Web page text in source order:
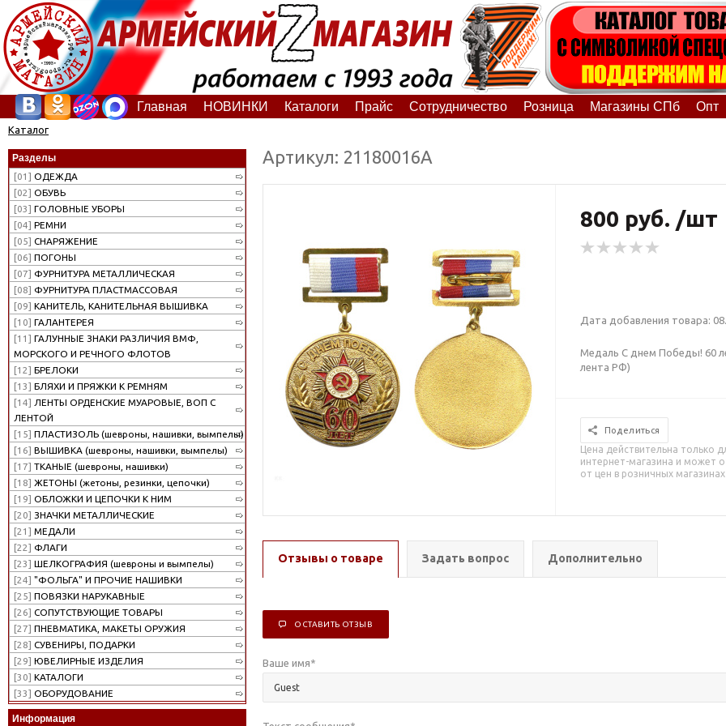
Главная НОВИНКИ Каталоги Прайс Сотрудничество Розница Магазины СПб Опт
Каталог
Разделы
[01] ОДЕЖДА
[02] ОБУВЬ
[03] ГОЛОВНЫЕ УБОРЫ
[04] РЕМНИ
[05] СНАРЯЖЕНИЕ
[06] ПОГОНЫ
[07] ФУРНИТУРА МЕТАЛЛИЧЕСКАЯ
[08] ФУРНИТУРА ПЛАСТМАССОВАЯ
[09] КАНИТЕЛЬ, КАНИТЕЛЬНАЯ ВЫШИВКА
[10] ГАЛАНТЕРЕЯ
[11] ГАЛУННЫЕ ЗНАКИ РАЗЛИЧИЯ ВМФ,
МОРСКОГО И РЕЧНОГО ФЛОТОВ
[12] БРЕЛОКИ
[13] БЛЯХИ И ПРЯЖКИ К РЕМНЯМ
[14] ЛЕНТЫ ОРДЕНСКИЕ МУАРОВЫЕ, ВОП С
ЛЕНТОЙ
[15] ПЛАСТИЗОЛЬ (шевроны, нашивки, вымпелы)
[16] ВЫШИВКА (шевроны, нашивки, вымпелы)
[17] ТКАНЫЕ (шевроны, нашивки)
[18] ЖЕТОНЫ (жетоны, резинки, цепочки)
[19] ОБЛОЖКИ И ЦЕПОЧКИ К НИМ
[20] ЗНАЧКИ МЕТАЛЛИЧЕСКИЕ
[21] МЕДАЛИ
[22] ФЛАГИ
[23] ШЕЛКОГРАФИЯ (шевроны и вымпелы)
[24] "ФОЛЬГА" И ПРОЧИЕ НАШИВКИ
[25] ПОВЯЗКИ НАРУКАВНЫЕ
[26] СОПУТСТВУЮЩИЕ ТОВАРЫ
[27] ПНЕВМАТИКА, МАКЕТЫ ОРУЖИЯ
[28] СУВЕНИРЫ, ПОДАРКИ
[29] ЮВЕЛИРНЫЕ ИЗДЕЛИЯ
[30] КАТАЛОГИ
[33] ОБОРУДОВАНИЕ
Информация
Артикул: 21180016А
800 руб. /шт
Дата добавления товара:
Медаль С днем Победы! 60
лента РФ)
Поделиться
Цена действительна только
интернет-магазина и может
от цен в розничных магазинах
Отзывы о товаре Задать вопрос Дополнительно
ОСТАВИТЬ ОТЗЫВ
Ваше имя*